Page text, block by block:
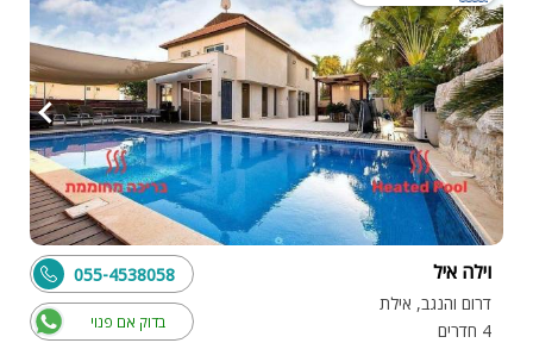
וילה איל
דרום והנגב, אילת
4 חדרים
בדוק אם פנוי
055-4538058